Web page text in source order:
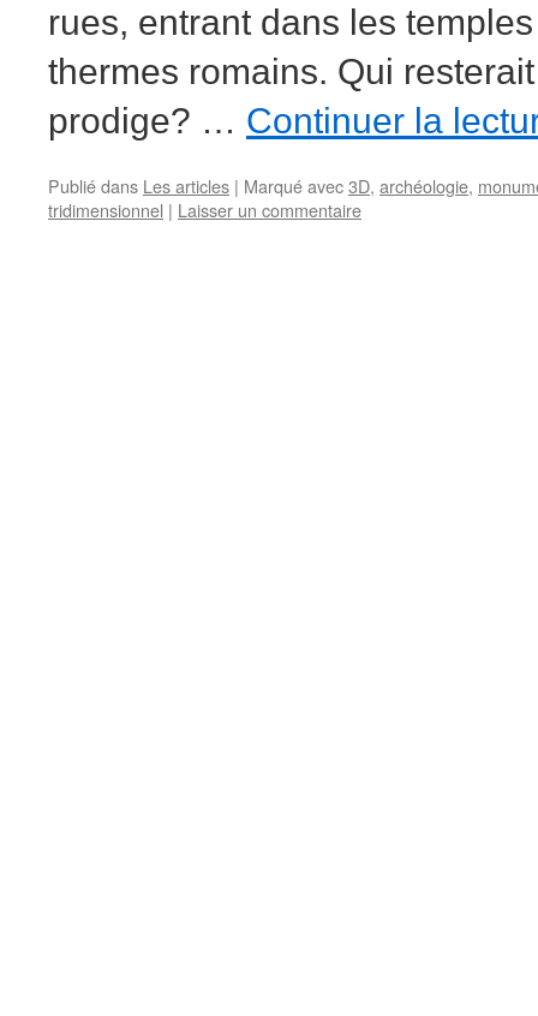
rues, entrant dans les
thermes romains. Qui
prodige? … Continuer la
Publié dans Les articles | Marqué avec3D, archéologie,
tridimensionnel | Laisser un commentaire